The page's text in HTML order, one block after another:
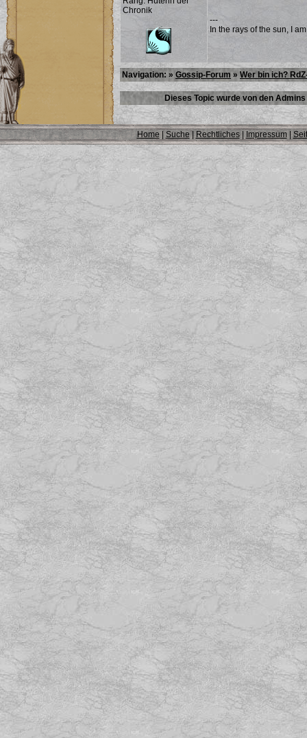
Chronik
---
In the rays of the sun, I
Navigation: » Gossip-Forum » Wer bin ich?
Dieses Topic wurde von den
Home| Suche | Rechtliches| Impressum|